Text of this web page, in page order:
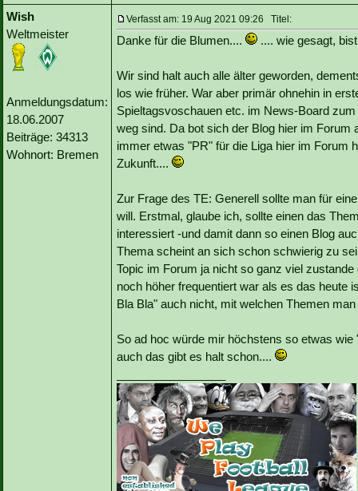
Wish
Weltmeister
Anmeldungsdatum:
18.06.2007
Beiträge: 34313
Wohnort: Bremen
Verfasst am: 19 Aug 2021 09:26 Titel:
Danke für die Blumen.... .... wie gesagt,
Wir sind halt auch alle älter geworden,
los wie früher. War aber primär ohnehin in
Spieltagsvoschauen etc. im News-Board
weg sind. Da bot sich der Blog hier im
immer etwas "PR" für die Liga hier im Forum
Zukunft....
Zur Frage des TE: Generell sollte man für
will. Erstmal, glaube ich, sollte einen das
interessiert -und damit dann so einen Blog
Thema scheint an sich schon schwierig zu
Topic im Forum ja nicht so ganz viel
noch höher frequentiert war als es das heute
Bla Bla" auch nicht, mit welchen Themen
So ad hoc würde mir höchstens so etwas
auch das gibt es halt schon....